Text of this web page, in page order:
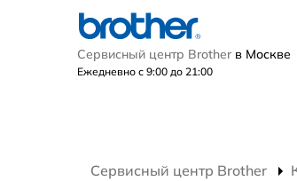
Сервисный центр Brother в Москве
Ежедневно с 9:00 до 21:00
Сервисный центр Brother